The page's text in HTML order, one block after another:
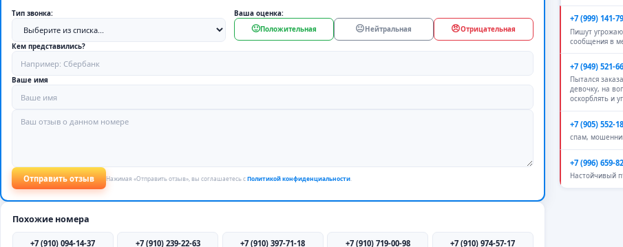
Тип звонка: Ваша оценка:
🙂Положительная 😐Нейтральная 😠Отрицательная
Кем представились?
Ваше имя
Отправить отзыв Нажимая «Отправить отзыв», вы соглашаетесь сПолитикой конфиденциальности
Похожие номера
+7 (910) 094-14-37 +7 (910) 239-22-63 +7 (910) 397-71-18 +7 (910) 719-00-98 +7 (910) 974-57-17
+7 (999) 141-
Пишут
сообщения в
+7 (949) 521-
Пытался
девочку, на
оскорблять и
+7 (905) 552-
спам,
+7 (996) 659-
Настойчивый